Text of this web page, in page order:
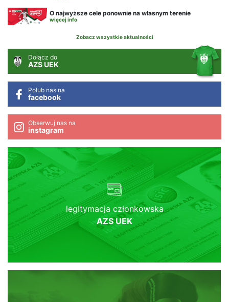
O najwyższe cele ponownie na własnym terenie
więcej info
Zobacz wszystkie aktualności
Dołącz do
AZS UEK
Polub nas na
facebook
Obserwuj nas na
instagram
legitymacja członkowska
AZS UEK